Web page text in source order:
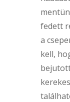
fedett
a
kell,